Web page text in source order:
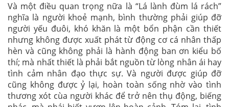
Và một điều quan trọng nữa là “Lá lành đùm lá rách”
nghĩa là người khoẻ mạnh, bình thường phải giúp đỡ
người yếu đuôi, khó khăn là một bổn phận cần thiết
nhưng không được xuất phát từ động cơ cá nhân thấp
hèn và cũng không phải là hành động ban ơn kiểu bố
thí; mà nhất thiết là phải bắt nguồn từ lòng nhân ái hay
tình cảm nhân đạo thực sự. Và người được giúp đỡ
cũng không được ỷ lại, hoàn toàn sống nhờ vào tình
thương xót cùa người khác để trở nên thụ động, biếng